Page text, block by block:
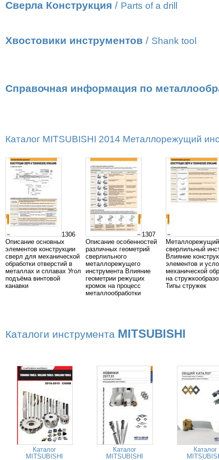
Сверла Конструкция / Parts of a drill
Хвостовики инструментов / Shank tool
Справочная информация по
Каталог MITSUBISHI 2014 Металлорежущий
1306
Описание основных
элементов конструкции
сверл для механической
обработки отверстий в
металлах и сплавах Угол
подъёма винтовой
канавки
1307
Описание особенностей
различных геометрий
сверлильного
металлорежущего
инструмента Влияние
геометрии режущих
кромок на процесс
металлообработки
Металлорежущий
сверлильный
Влияние
элементов и
механической
на
Типы стружек
Каталоги инструмента MITSUBISHI
Каталог
MITSUBISHI
Каталог
MITSUBISHI
Каталог